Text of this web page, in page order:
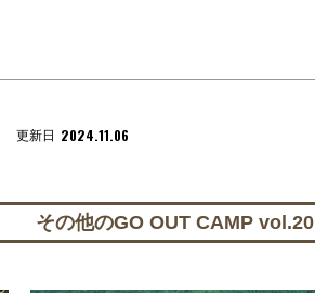
更新日 2024.11.06
その他のGO OUT CAMP vol.20